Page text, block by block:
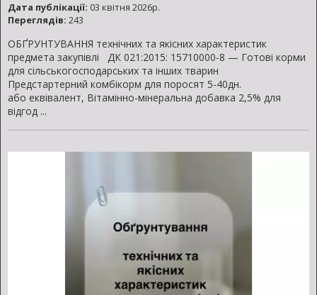
Дата публікації: 03 квітня 2026р.
Переглядів: 243
ОБҐРУНТУВАННЯ технічних та якісних характеристик
предмета закупівлі ДК 021:2015: 15710000-8 — Готові корми
для сільськогосподарських та інших тварин
Предстартерний комбікорм для поросят 5-40дн.
або еквівалент, Вiтамiнно-мiнеральна добавка 2,5% для
відгод ...